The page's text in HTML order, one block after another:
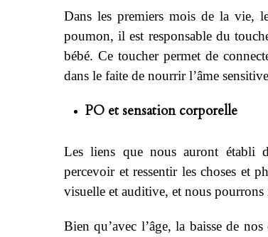
Dans les premiers mois de la vie,
poumon, il est responsable du
bébé. Ce toucher permet de
dans le faite de nourrir l’âme
PO et sensation corporelle
Les liens que nous auront établi
percevoir et ressentir les choses et
visuelle et auditive, et nous
Bien qu’avec l’âge, la baisse de